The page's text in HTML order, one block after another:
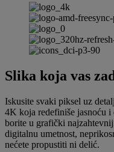
Slika koja vas
Iskusite svaki piksel uz
4K koja redefiniše jasnoću
borite u grafički
digitalnu umetnost,
nećete propustiti ni delić.